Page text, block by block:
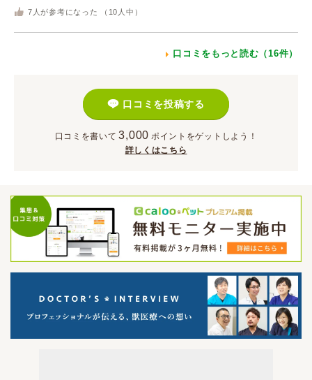
7 人が参考になった （ 10 人中）
口コミをもっと読む（16件）
口コミを投稿する
口コミを書いて 3,000 ポイント をゲットしよう！
詳しくはこちら